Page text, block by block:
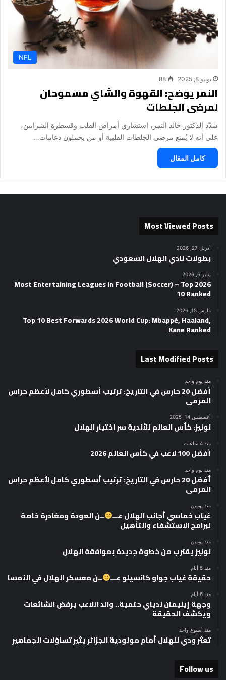
NFL
يونيو 8, 2025 88
النمر يوضح: القهوة والشاي مسموحان
لمرضى الجلطات
شدّد الدكتور خالد النمر، استشاري أمراض القلب وقسطرة الشرايين،
على أنه لا يُمنع مرضى الجلطات القلبية أو من يحملون دعامات…
كامل المقال
Most Viewed Posts
أبريل 27, 2026
بطولات نادي الهلال السعودي
يناير 6, 2026
2026 Most Entertaining Leagues in Football (Soccer) – Top
10 Ranked
مارس 15, 2026
Top 10 Best Forwards 2026 World Cup: Mbappé, Haaland,
Kane Ranked
Last Modified Posts
منذ يوم واحد
أفضل 20 حارس في التاريخ: ترتيب أسطوري كامل لأعظم حراس
المرمى
أغسطس 14, 2025
نونيز: كأس العالم للأندية سر اختيار الهلال
منذ 4 ساعات
أفضل 100 لاعب في كأس العالم 2026
منذ يوم واحد
أفضل 20 حارس في التاريخ: ترتيب أسطوري كامل لأعظم حراس
المرمى
منذ يومين
غياب خماسي أجانب الهلال عـــ ــن العودة ومغادرة خاصة
لبرامج الاستشفاء والتأهيل
منذ يومين
نونيز يقترب من خطوة جديدة بموافقة الهلال
منذ 5 أيام
حقيقة غياب جواو كانسيلو عـــ ــن معسكر الهلال في النمسا
منذ 6 أيام
وجهة إيليمان ندياي حتمية.. والد اللاعب يرفض الشائعات
ويكشف الحقيقة
منذ أسبوع واحد
تعثر ودي للهلال أمام مولودية الجزائر يثير تساؤلات الجماهير
Follow us